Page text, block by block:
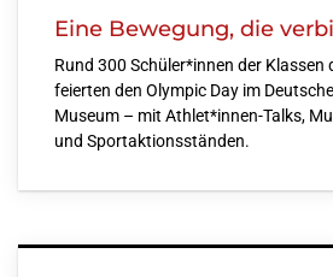
Eine Bewegung, die
Rund 300 Schüler*innen der Klassen
feierten den Olympic Day im
Museum – mit Athlet*innen-Talks,
und Sportaktionsständen.